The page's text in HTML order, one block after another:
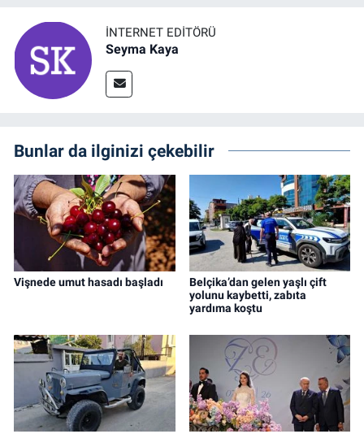
İNTERNET EDITÖRÜ
Seyma Kaya
Bunlar da ilginizi çekebilir
Vişnede umut hasadı başladı
Belçika’dan gelen yaşlı çift
yolunu kaybetti, zabıta
yardıma koştu